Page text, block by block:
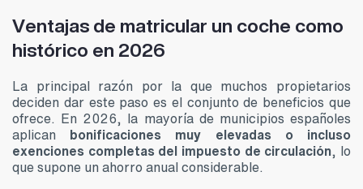
Ventajas de matricular un coche como
histórico en 2026
La principal razón por la que muchos propietarios
deciden dar este paso es el conjunto de beneficios que
ofrece. En 2026, la mayoría de municipios españoles
aplican bonificaciones muy elevadas o incluso
exenciones completas del impuesto de circulación, lo
que supone un ahorro anual considerable.